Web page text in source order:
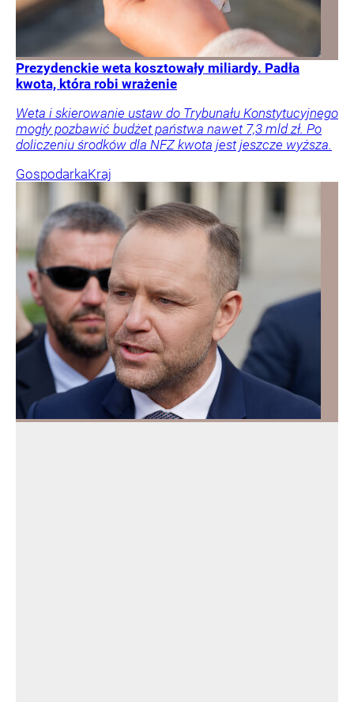
Prezydenckie weta kosztowały miliardy. Padła
kwota, która robi wrażenie
Weta i skierowanie ustaw do Trybunału Konstytucyjnego
mogły pozbawić budżet państwa nawet 7,3 mld zł. Po
doliczeniu środków dla NFZ kwota jest jeszcze wyższa.
GospodarkaKraj